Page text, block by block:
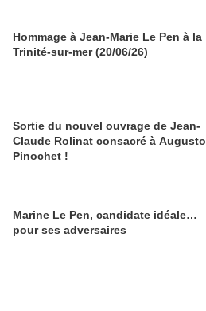
Hommage à Jean-Marie Le Pen à la
Trinité-sur-mer (20/06/26)
Sortie du nouvel ouvrage de Jean-
Claude Rolinat consacré à Augusto
Pinochet !
Marine Le Pen, candidate idéale…
pour ses adversaires